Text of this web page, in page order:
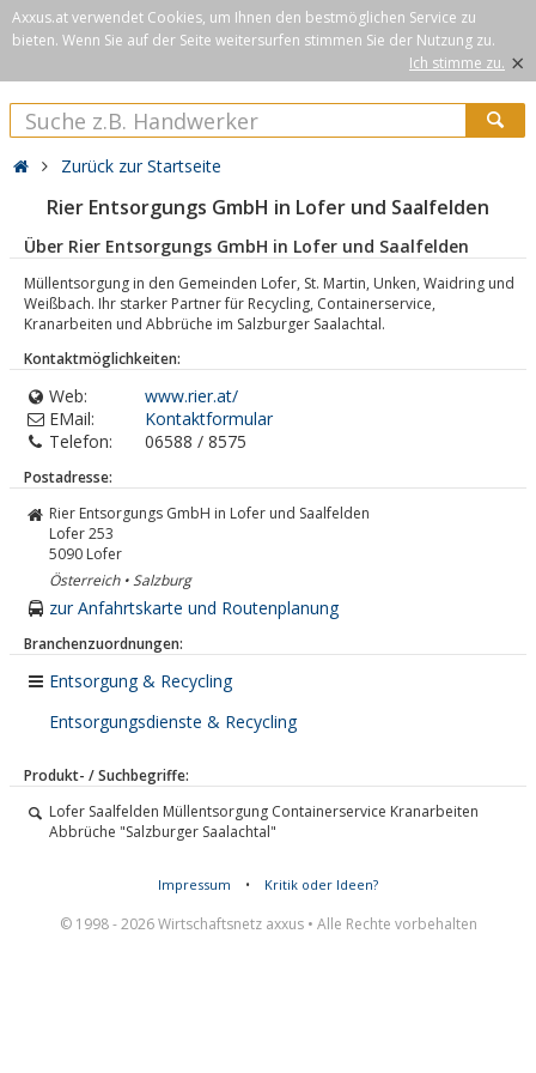
Axxus.at verwendet Cookies, um Ihnen den bestmöglichen Service zu
bieten. Wenn Sie auf der Seite weitersurfen stimmen Sie der Nutzung zu.
Ich stimme zu. ×
Zurück zur Startseite
Rier Entsorgungs GmbH in Lofer und Saalfelden
Über Rier Entsorgungs GmbH in Lofer und Saalfelden
Müllentsorgung in den Gemeinden Lofer, St. Martin, Unken, Waidring und
Weißbach. Ihr starker Partner für Recycling, Containerservice,
Kranarbeiten und Abbrüche im Salzburger Saalachtal.
Kontaktmöglichkeiten:
Web:
www.rier.at/
EMail:
Kontaktformular
Telefon:
06588 / 8575
Postadresse:
Rier Entsorgungs GmbH in Lofer und Saalfelden
Lofer 253
5090 Lofer
Österreich • Salzburg
zur Anfahrtskarte und Routenplanung
Branchenzuordnungen:
Entsorgung & Recycling
Entsorgungsdienste & Recycling
Produkt- / Suchbegriffe:
Lofer Saalfelden Müllentsorgung Containerservice Kranarbeiten
Abbrüche "Salzburger Saalachtal"
Impressum • Kritik oder Ideen?
© 1998 - 2026 Wirtschaftsnetz axxus • Alle Rechte vorbehalten